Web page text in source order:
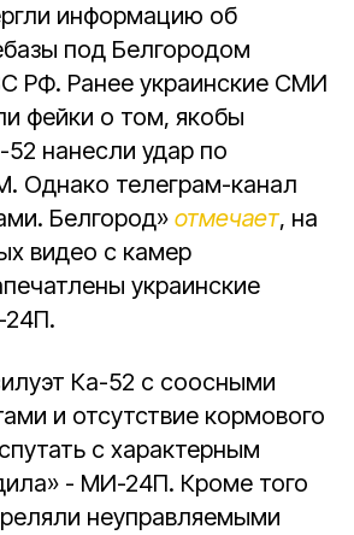
информацию об
под Белгородом
РФ. Ранее украинские СМИ
фейки о том, якобы
нанесли удар по
Однако телеграм-канал
Белгород» отмечает, на
видео с камер
украинские
Ка-52 с соосными
и отсутствие кормового
с характерным
- МИ-24П. Кроме того
неуправляемыми